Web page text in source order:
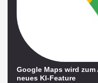
Google Maps wird
neues KI-Feature